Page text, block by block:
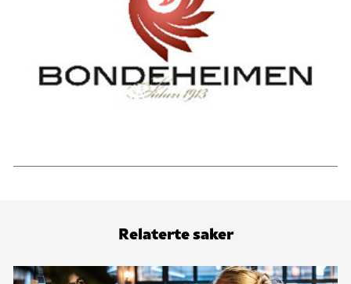
Relaterte saker